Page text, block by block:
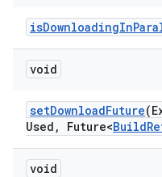
isDownloadingIn
void
setDownloadFuture
Used , Future<Build
void